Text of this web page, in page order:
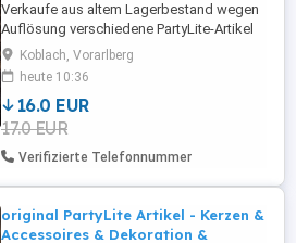
Verkaufe aus altem Lagerbestand wegen
Auflösung verschiedene PartyLite-Artikel
mit stark reduziertem Verkaufspreis (ca
30-50% vom Neupreis). Es handelt sich um
Neuware und sie wurden in der
Originalverpackung trocken gelagert. Die
Artikel sind aktuell nicht mehr auf
"PartyLite" zu haben und daher Unikate!
Angeboten ...
Koblach, Vorarlberg
heute 10:36
16.0 EUR
17.0 EUR
Verifizierte Telefonnummer
original PartyLite Artikel - Kerzen &
Accessoires & Dekoration &